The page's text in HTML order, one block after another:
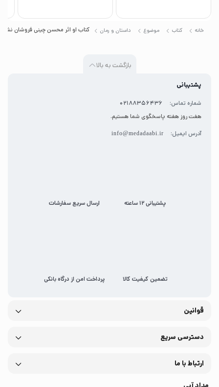
خانه کتاب موضوع داستان و رمان کتاب او اثر محسن چینی فروشان نشر
بازگشت به بالا
پشتیبانی
شماره تماس:
02188356436
هفت روز هفته پاسخگوی شما هستیم.
آدرس ایمیل: info@medadaabi.ir
پشتیبانی 12 ساعته ارسال سریع سفارشات
تضمین کیفیت کالا پرداخت امن از درگاه بانکی
قوانین
دسترسی سریع
ارتباط با ما